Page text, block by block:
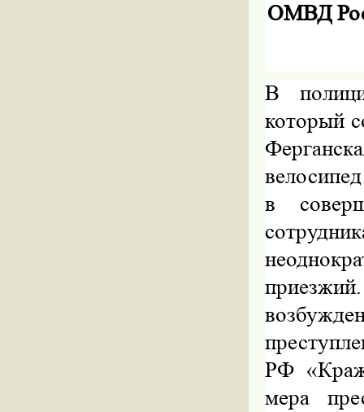
ОМВД
В
который
в
РФ
мера